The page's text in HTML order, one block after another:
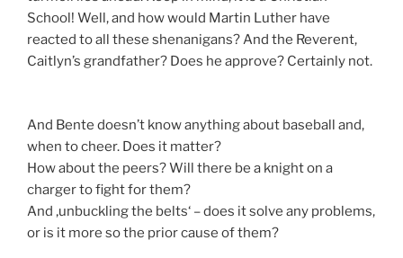
School! Well, and how would Martin Luther have
reacted to all these shenanigans? And the Reverent,
Caitlyn’s grandfather? Does he approve? Certainly not.
And Bente doesn’t know anything about baseball and,
when to cheer. Does it matter?
How about the peers? Will there be a knight on a
charger to fight for them?
And ‚unbuckling the belts‘ – does it solve any problems,
or is it more so the prior cause of them?